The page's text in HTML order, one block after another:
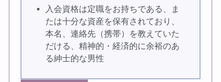
入会資格は定職をお持ちである、ま
たは十分な資産を保有されており、
本名、連絡先（携帯）を教えていた
だける、精神的・経済的に余裕のあ
る紳士的な男性